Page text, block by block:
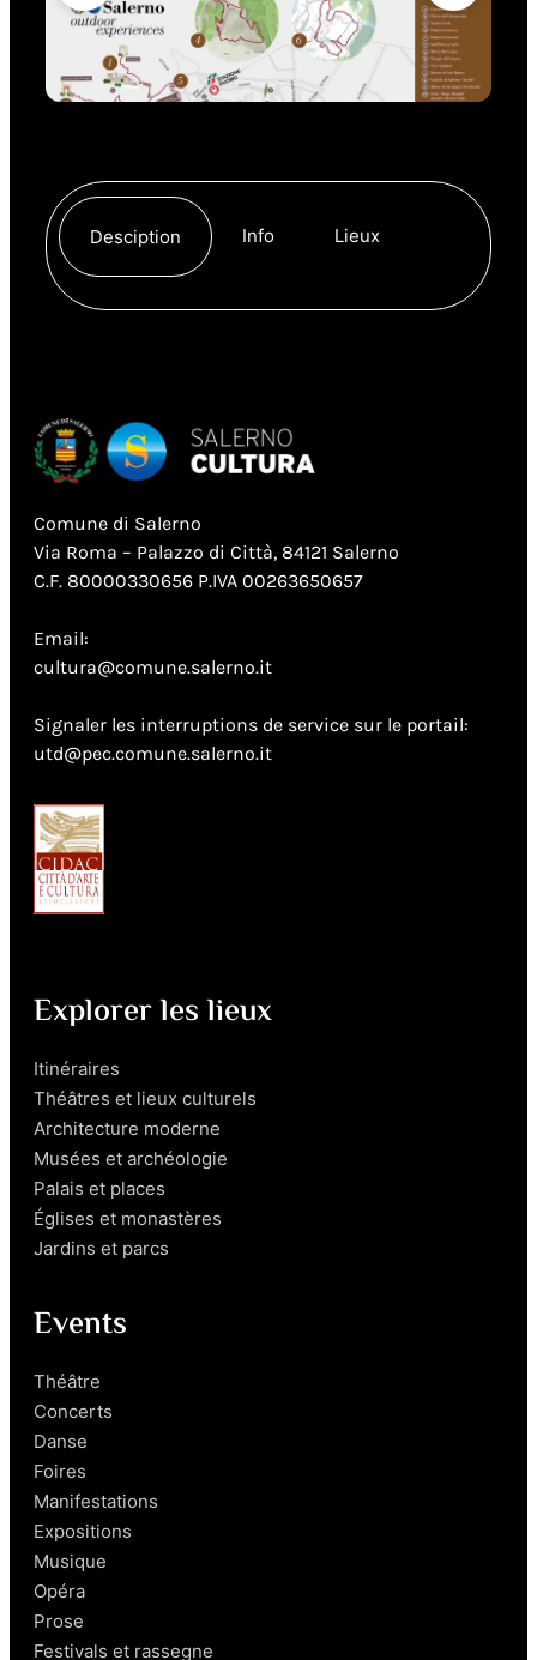
Desciption Info Lieux
Comune di Salerno
Via Roma – Palazzo di Città, 84121 Salerno
C.F. 80000330656 P.IVA 00263650657
Email:
cultura@comune.salerno.it
Signaler les interruptions de service sur le portail:
utd@pec.comune.salerno.it
Explorer les lieux
Itinéraires
Théâtres et lieux culturels
Architecture moderne
Musées et archéologie
Palais et places
Églises et monastères
Jardins et parcs
Events
Théâtre
Concerts
Danse
Foires
Manifestations
Expositions
Musique
Opéra
Prose
Festivals et rassegne